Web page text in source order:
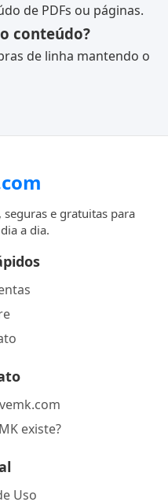
de PDFs ou páginas.
conteúdo?
de linha mantendo o
e gratuitas para
a dia.
existe?
Uso